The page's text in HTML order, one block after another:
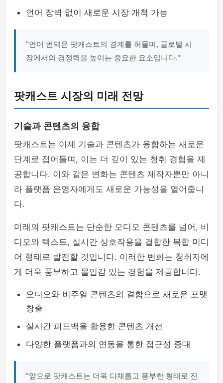
언어 장벽 없이 새로운 시장 개척 가능
"언어 번역은 팟캐스트의 경계를 허물며, 글로벌 시
장에서의 경쟁력을 높이는 중요한 요소입니다."
팟캐스트 시장의 미래 전망
기술과 콘텐츠의 융합
팟캐스트는 이제 기술과 콘텐츠가 융합하는 새로운
단계로 접어들며, 이는 더 깊이 있는 청취 경험을 제
공합니다. 이와 같은 변화는 콘텐츠 제작자뿐만 아니
라 플랫폼 운영자에게도 새로운 가능성을 열어줍니
다.
미래의 팟캐스트는 단순한 오디오 콘텐츠를 넘어, 비
디오와 텍스트, 실시간 상호작용을 결합한 복합 미디
어 형태로 발전할 것입니다. 이러한 변화는 청취자에
게 더욱 풍부하고 몰입감 있는 경험을 제공합니다.
오디오와 비주얼 콘텐츠의 결합으로 새로운 포맷
창출
실시간 피드백을 활용한 콘텐츠 개선
다양한 플랫폼과의 연동을 통한 접근성 증대
"앞으로 팟캐스트는 더욱 다채롭고 풍부한 형태로 진